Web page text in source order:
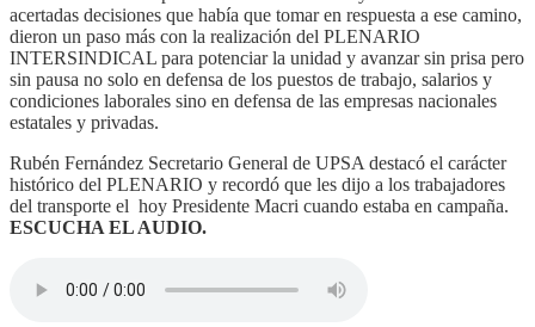
acertadas decisiones que había que tomar en respuesta a ese camino,
dieron un paso más con la realización del PLENARIO
INTERSINDICAL para potenciar la unidad y avanzar sin prisa pero
sin pausa no solo en defensa de los puestos de trabajo, salarios y
condiciones laborales sino en defensa de las empresas nacionales
estatales y privadas.
Rubén Fernández Secretario General de UPSA destacó el carácter
histórico del PLENARIO y recordó que les dijo a los trabajadores
del transporte el hoy Presidente Macri cuando estaba en campaña.
ESCUCHA EL AUDIO.